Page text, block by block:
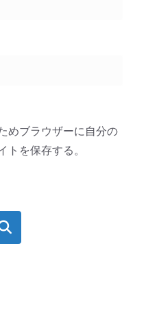
めブラウザーに自分の
トを保存する。
索